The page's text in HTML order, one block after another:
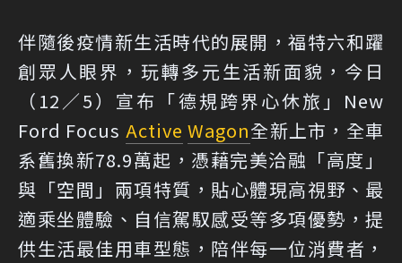
伴隨後疫情新生活時代的展開，福特六和躍
創眾人眼界，玩轉多元生活新面貌，今日
（12／5）宣布「德規跨界心休旅」New
Ford Focus Active Wagon全新上市，全車
系舊換新78.9萬起，憑藉完美洽融「高度」
與「空間」兩項特質，貼心體現高視野、最
適乘坐體驗、自信駕馭感受等多項優勢，提
供生活最佳用車型態，陪伴每一位消費者，